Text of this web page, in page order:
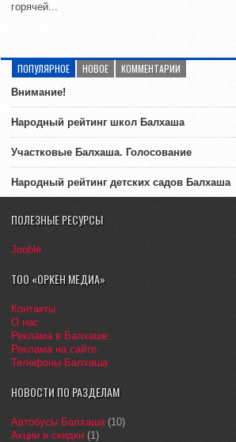
горячей...
ПОПУЛЯРНОЕ НОВОЕ КОММЕНТАРИИ
Внимание!
Народный рейтинг школ Балхаша
Участковые Балхаша. Голосование
Народный рейтинг детских садов Балхаша
ПОЛЕЗНЫЕ РЕСУРСЫ
Jooble
ТОО «ОРКЕН МЕДИА»
Контакты
О нас
Реклама в Балхаше
Реклама на сайте
Телефоны Балхаша
НОВОСТИ ПО РАЗДЕЛАМ
Автобусы Балхаша(10)
Акции и скидки (1)